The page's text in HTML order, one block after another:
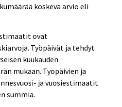
koskeva arvio eli
ovat
Työpäivät ja tehdyt
kuukauden
mukaan. Työpäivien ja
ja vuosiestimaatit
summia.